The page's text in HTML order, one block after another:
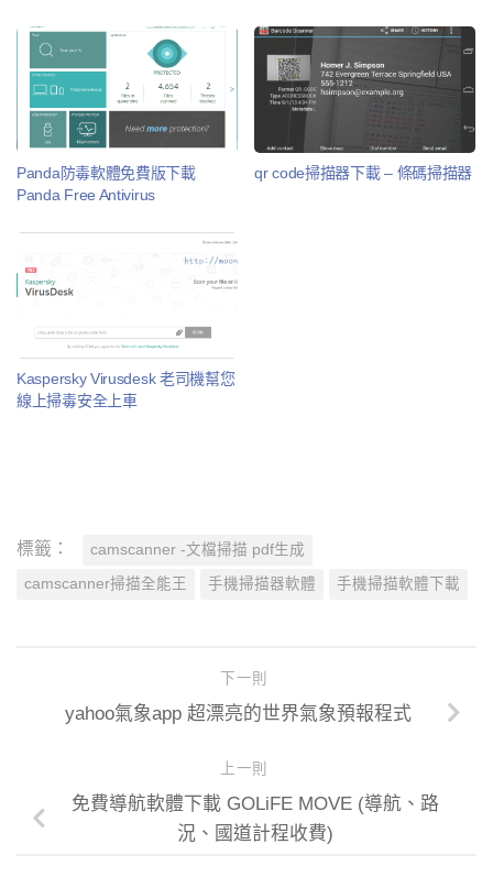
Panda防毒軟體免費版下載
Panda Free Antivirus
qr code掃描器下載 – 條碼掃描器
Kaspersky Virusdesk 老司機幫您
線上掃毒安全上車
標籤： camscanner -文檔掃描 pdf生成
camscanner掃描全能王 手機掃描器軟體 手機掃描軟體下載
下一則
yahoo氣象app 超漂亮的世界氣象預報程式
上一則
免費導航軟體下載 GOLiFE MOVE (導航、路
況、國道計程收費)